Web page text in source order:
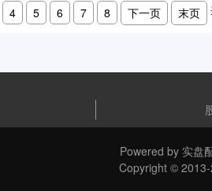
4 5 6 7 8 下一页 末页
Powered by 实盘
Copyright ©